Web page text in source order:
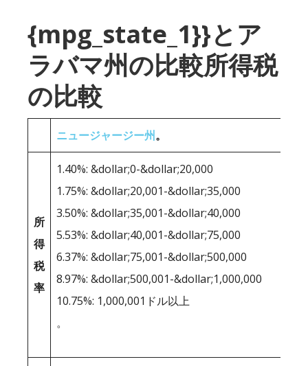
{mpg_state_1}}とア
ラバマ州の比較所得税
の比較
ニュージャージー州。
所
得
税
率
1.40%: &dollar;0-&dollar;20,000
1.75%: &dollar;20,001-&dollar;35,000
3.50%: &dollar;35,001-&dollar;40,000
5.53%: &dollar;40,001-&dollar;75,000
6.37%: &dollar;75,001-&dollar;500,000
8.97%: &dollar;500,001-&dollar;1,000,000
10.75%: 1,000,001ドル以上
。